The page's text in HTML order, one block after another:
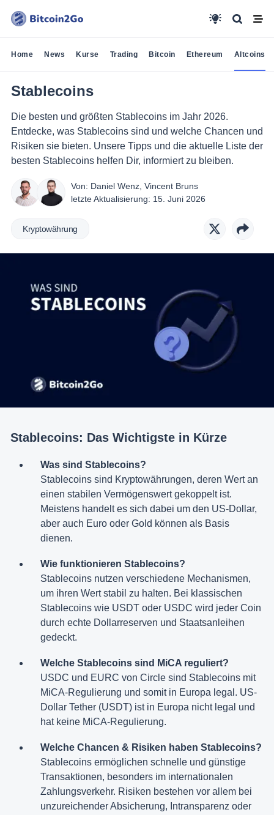
Home News Kurse Trading Bitcoin Ethereum Altcoins
Stablecoins
Die besten und größten Stablecoins im Jahr 2026.
Entdecke, was Stablecoins sind und welche Chancen und
Risiken sie bieten. Unsere Tipps und die aktuelle Liste der
besten Stablecoins helfen Dir, informiert zu bleiben.
Von: Daniel Wenz Vincent Bruns
letzte Aktualisierung: 15. Juni 2026
Kryptowährung
Stablecoins: Das Wichtigste in Kürze
Was sind Stablecoins?
Stablecoins sind Kryptowährungen, deren Wert an
einen stabilen Vermögenswert gekoppelt ist.
Meistens handelt es sich dabei um den US-Dollar,
aber auch Euro oder Gold können als Basis
dienen.
Wie funktionieren Stablecoins?
Stablecoins nutzen verschiedene Mechanismen,
um ihren Wert stabil zu halten. Bei klassischen
Stablecoins wie USDT oder USDC wird jeder Coin
durch echte Dollarreserven und Staatsanleihen
gedeckt.
Welche Stablecoins sind MiCA reguliert?
USDC und EURC von Circle sind Stablecoins mit
MiCA-Regulierung und somit in Europa legal. US-
Dollar Tether (USDT) ist in Europa nicht legal und
hat keine MiCA-Regulierung.
Welche Chancen & Risiken haben Stablecoins?
Stablecoins ermöglichen schnelle und günstige
Transaktionen, besonders im internationalen
Zahlungsverkehr. Risiken bestehen vor allem bei
unzureichender Absicherung, Intransparenz oder